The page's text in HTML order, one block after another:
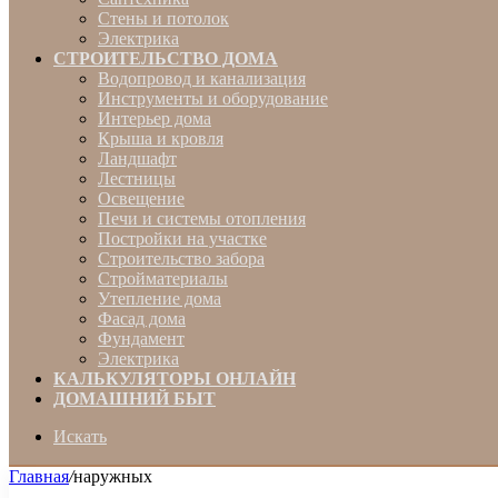
Стены и потолок
Электрика
СТРОИТЕЛЬСТВО ДОМА
Водопровод и канализация
Инструменты и оборудование
Интерьер дома
Крыша и кровля
Ландшафт
Лестницы
Освещение
Печи и системы отопления
Постройки на участке
Строительство забора
Стройматериалы
Утепление дома
Фасад дома
Фундамент
Электрика
КАЛЬКУЛЯТОРЫ ОНЛАЙН
ДОМАШНИЙ БЫТ
Искать
Главная/наружных